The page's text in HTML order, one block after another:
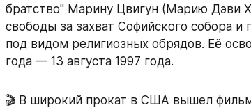
братство" Марину Цвигун (Марию Дэви
свободы за захват Софийского собора и
под видом религиозных обрядов. Её
года — 13 августа 1997 года.
🎬 В широкий прокат в США вышел